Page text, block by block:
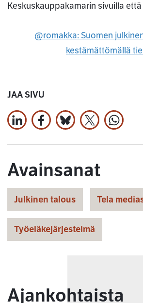
Keskuskauppakamarin sivuilla
@romakka: Suomen
kestämättömällä
JAA SIVU
Jaa LinkedInissä
Jaa Facebookissa
Jaa Bluesky:ssa
Jaa X:ssä
Jaa
Avainsanat
Julkinen talous Tela
Työeläkejärjestelmä
Ajankohtaista